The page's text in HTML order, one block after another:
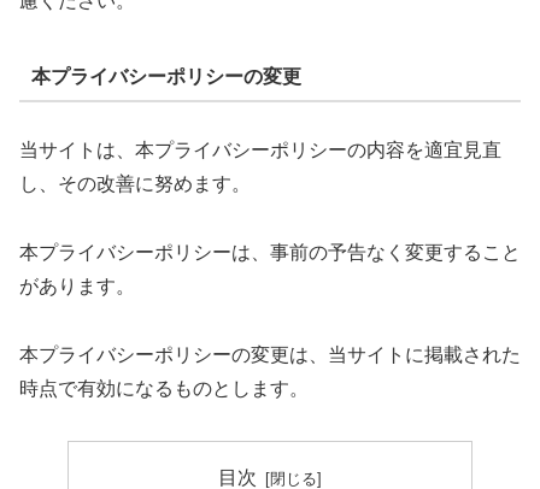
本プライバシーポリシーの変更
当サイトは、本プライバシーポリシーの内容を適宜見直
し、その改善に努めます。
本プライバシーポリシーは、事前の予告なく変更すること
があります。
本プライバシーポリシーの変更は、当サイトに掲載された
時点で有効になるものとします。
目次